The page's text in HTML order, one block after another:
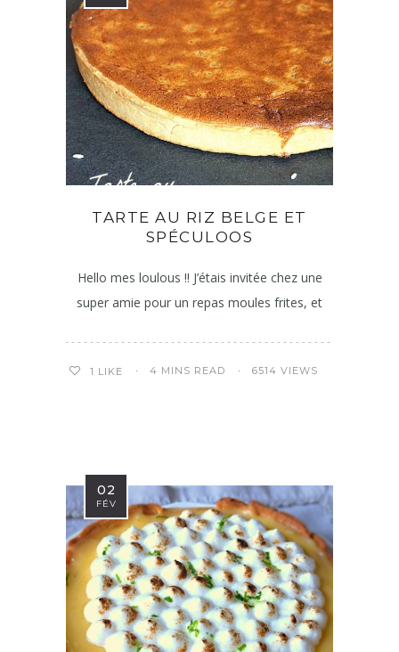
TARTE AU RIZ BELGE ET
SPÉCULOOS
Hello mes loulous !! J’étais invitée chez une
super amie pour un repas moules frites, et
1 LIKE 4 MINS READ 6514 VIEWS
02
FÉV